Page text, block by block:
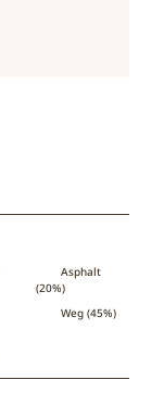
Asphalt
(20%)
Weg (45%)